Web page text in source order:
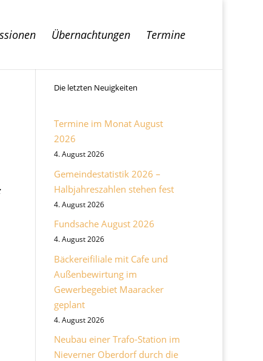
Übernachtungen Termine
Die letzten Neuigkeiten
Termine im Monat August
2026
4. August 2026
Gemeindestatistik 2026 –
Halbjahreszahlen stehen fest
4. August 2026
Fundsache August 2026
4. August 2026
Bäckereifiliale mit Cafe und
Außenbewirtung im
Gewerbegebiet Maaracker
geplant
4. August 2026
Neubau einer Trafo-Station im
Nieverner Oberdorf durch die